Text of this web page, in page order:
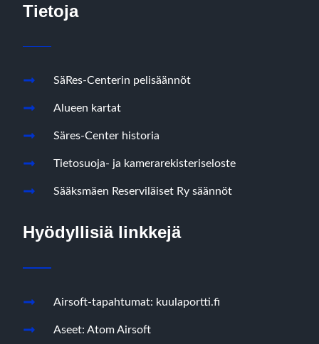
Tietoja
SäRes-Centerin pelisäännöt
Alueen kartat
Säres-Center historia
Tietosuoja- ja kamerarekisteriseloste
Sääksmäen Reserviläiset Ry säännöt
Hyödyllisiä linkkejä
Airsoft-tapahtumat: kuulaportti.fi
Aseet: Atom Airsoft